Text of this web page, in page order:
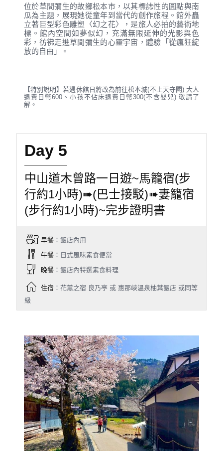
位於草間彌生的故鄉松本市，以其標誌性的圓點與南
瓜為主題，展現她從童年到當代的創作旅程。館外矗
立著巨型彩色雕塑〈幻之花〉，是旅人必拍的藝術地
標。館內空間如夢似幻，充滿無限延伸的光影與色
彩，彷彿走進草間彌生的心靈宇宙，體驗「從瘋狂綻
放的自由」。
【特別說明】若遇休館日將改為前往松本城(不上天守閣) 大人
退費日幣600、小孩不佔床退費日幣300(不含嬰兒) 敬請了
解。
Day 5
中山道木曾路一日遊~馬籠宿(步
行約1小時)➠(巴士接駁)➠妻籠宿
(步行約1小時)~完步證明書
早餐：飯店內用
午餐：日式風味素食便當
晚餐：飯店內特選素食料理
住宿：花薰之宿 良乃亭 或 惠那峽溫泉柚葉飯店 或同等
級